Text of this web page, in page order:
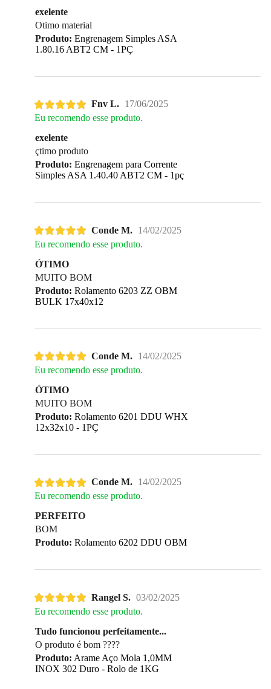
exelente
Otimo material
Produto: Engrenagem Simples ASA
1.80.16 ABT2 CM - 1PÇ
Fnv L.
17/06/2025
Eu recomendo esse produto.
exelente
çtimo produto
Produto: Engrenagem para Corrente
Simples ASA 1.40.40 ABT2 CM - 1pç
Conde M.
14/02/2025
Eu recomendo esse produto.
ÓTIMO
MUITO BOM
Produto: Rolamento 6203 ZZ OBM
BULK 17x40x12
Conde M.
14/02/2025
Eu recomendo esse produto.
ÓTIMO
MUITO BOM
Produto: Rolamento 6201 DDU WHX
12x32x10 - 1PÇ
Conde M.
14/02/2025
Eu recomendo esse produto.
PERFEITO
BOM
Produto: Rolamento 6202 DDU OBM
Rangel S. 03/02/2025
Eu recomendo esse produto.
Tudo funcionou perfeitamente...
O produto é bom ????
Produto: Arame Aço Mola 1,0MM
INOX 302 Duro - Rolo de 1KG